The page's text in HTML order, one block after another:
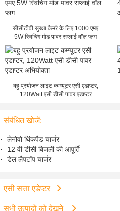
सीसीटीवी सुरक्षा कैमरे के लिए 1000 एमए
5W स्विचिंग मोड पावर सप्लाई वॉल प्लग
बहु प्रयोजन लाइट कम्प्यूटर एसी एडाप्टर,
120Watt एसी डीसी पावर एडाप्टर
संबंधित खोजें:
लेनोवो थिंकपैड चार्जर
12 वी डीसी बिजली की आपूर्ति
डेल लैपटॉप चार्जर
एसी सत्ता एडेप्टर
सभी उत्पादों को देखने